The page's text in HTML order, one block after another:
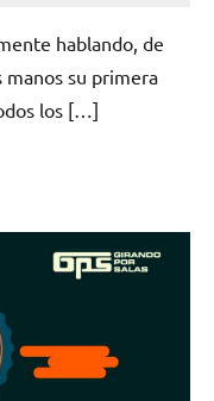
hablando, de
manos su primera
los […]